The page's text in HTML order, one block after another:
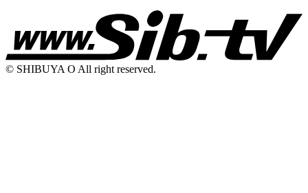
© SHIBUYA O All right reserved.